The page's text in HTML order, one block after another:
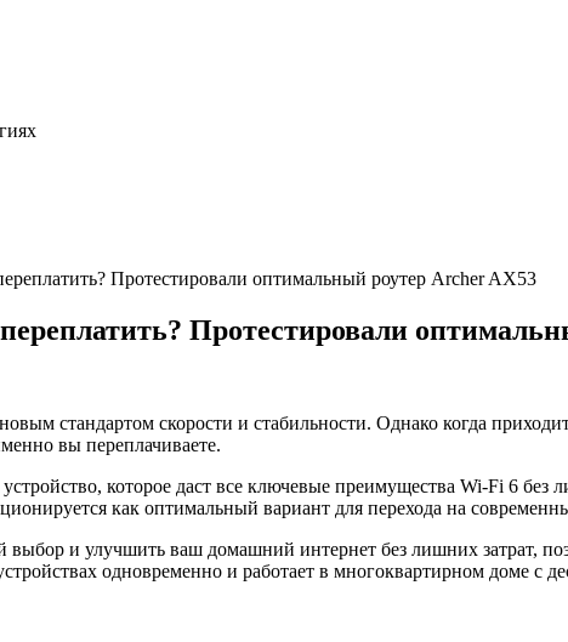
Протестировали оптимальный роутер Archer AX53
Протестировали
стандартом скорости и стабильности. Однако когда
вы переплачиваете.
которое даст все ключевые преимущества Wi-Fi 6
как оптимальный вариант для перехода на
и улучшить ваш домашний интернет без лишних затрат,
одновременно и работает в многоквартирном доме с